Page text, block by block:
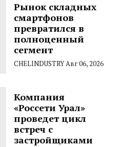
Рынок складных
смартфонов
превратился в
полноценный
сегмент
CHELINDUSTRYАвг 06, 2026
Компания
«Россети Урал»
проведет цикл
встреч с
застройщиками